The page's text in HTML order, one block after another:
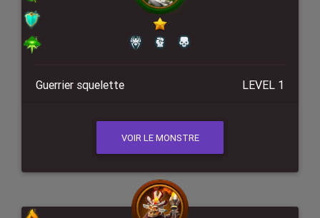
Guerrier squelette LEVEL 1
VOIR LE MONSTRE